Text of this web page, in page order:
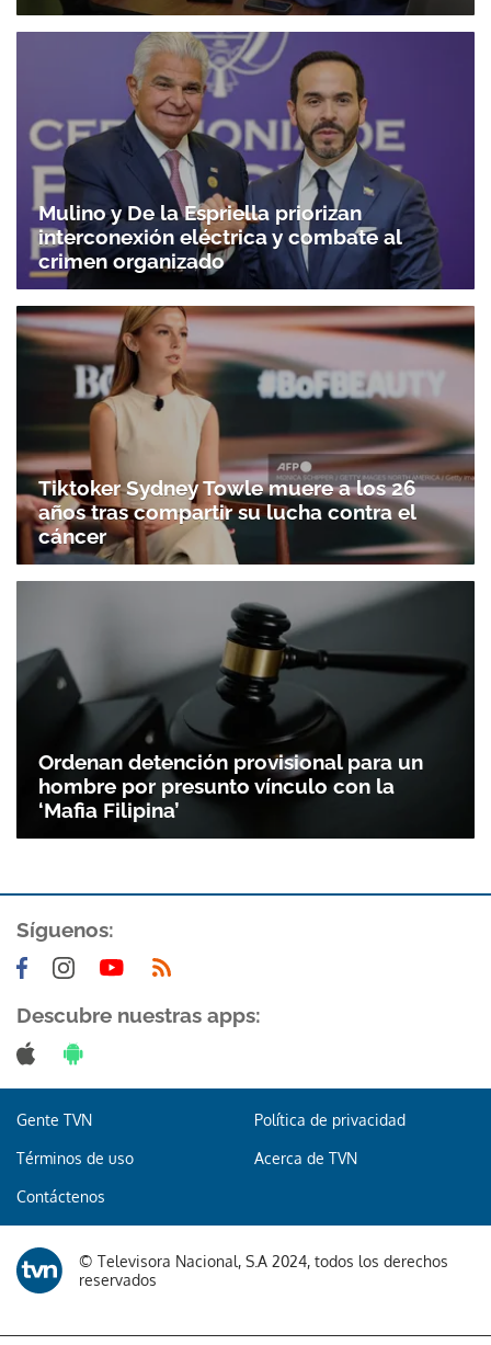
ACEPTAR
Mulino y De la Espriella priorizan
interconexión eléctrica y combate al
crimen organizado
Tiktoker Sydney Towle muere a los 26
años tras compartir su lucha contra el
cáncer
Ordenan detención provisional para un
hombre por presunto vínculo con la
‘Mafia Filipina’
Síguenos:
Descubre nuestras apps:
Gente TVN Política de privacidad
Términos de uso Acerca de TVN
Contáctenos
© Televisora Nacional, S.A 2024, todos los derechos
reservados